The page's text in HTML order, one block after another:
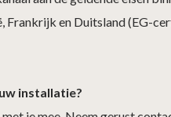
Frankrijk en Duitsland (EG-
installatie?